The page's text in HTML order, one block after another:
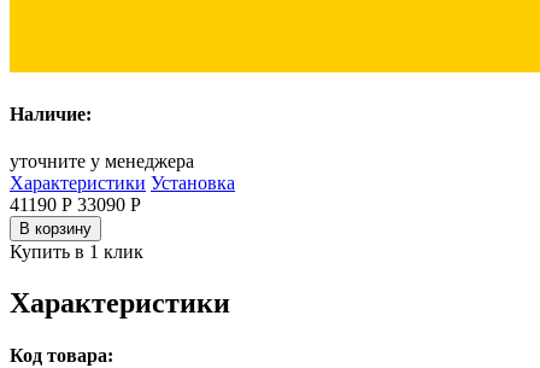
Наличие:
уточните у менеджера
Характеристики Установка
41190 Р 33090 Р
В корзину
Купить в 1 клик
Характеристики
Код товара: